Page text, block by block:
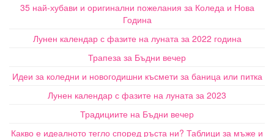
35 най-хубави и оригинални пожелания за Коледа и Нова
Година
Лунен календар с фазите на луната за 2022 година
Трапеза за Бъдни вечер
Идеи за коледни и новогодишни късмети за баница или питка
Лунен календар с фазите на луната за 2023
Традициите на Бъдни вечер
Какво е идеалното тегло според ръста ни? Таблици за мъже и